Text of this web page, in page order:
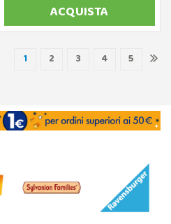
ACQUISTA
1 2 3 4 5